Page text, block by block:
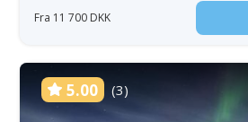
Fra 11 700 DKK
5.00 (3)